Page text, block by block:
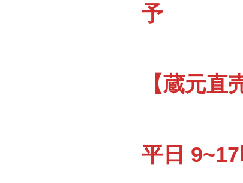
予
【蔵元
平日